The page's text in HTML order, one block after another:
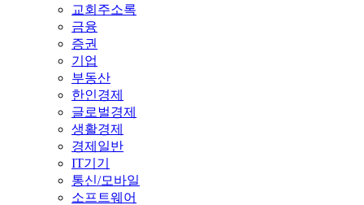
교회주소록
금융
증권
기업
부동산
한인경제
글로벌경제
생활경제
경제일반
IT기기
통신/모바일
소프트웨어